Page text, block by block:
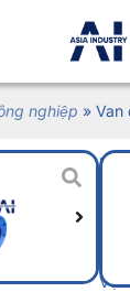
nghiệp » Van
Vật